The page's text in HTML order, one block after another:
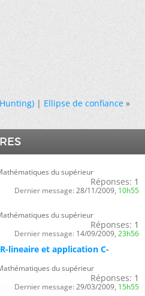
|Ellipse de confiance »
du supérieur
Réponses: 1
Dernier message: 28/11/2009, 10h55
du supérieur
Réponses: 1
Dernier message: 14/09/2009, 23h56
lineaire et application C-
du supérieur
Réponses: 1
Dernier message: 29/03/2009, 15h55